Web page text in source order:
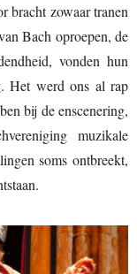
bracht zowaar tranen
Bach oproepen, de
vonden hun
Het werd ons al rap
bij de enscenering,
muzikale
soms ontbreekt,